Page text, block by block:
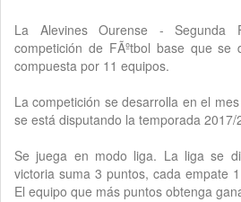
La Alevines Ourense -
competición de FÃºtbol base que
compuesta por 11 equipos.
La competición se desarrolla en el
se está disputando la temporada 2017/
Se juega en modo liga. La liga se
victoria suma 3 puntos, cada empate
El equipo que más puntos obtenga